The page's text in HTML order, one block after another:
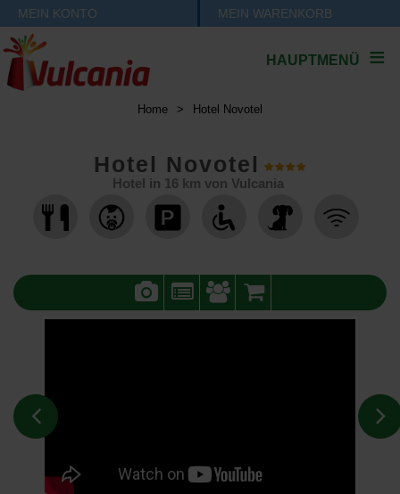
MEIN KONTO MEIN WARENKORB
HAUPTMENÜ
Home > Hotel Novotel
Hotel Novotel
Hotel in 16 km von Vulcania